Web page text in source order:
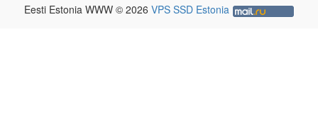
Eesti Estonia WWW © 2026 VPS SSD Estonia